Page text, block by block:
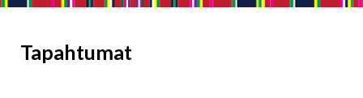
Tapahtumat